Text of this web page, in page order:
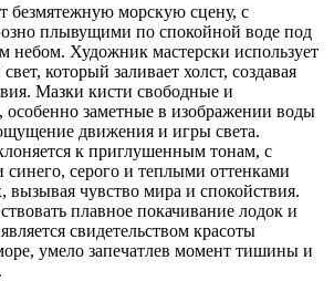
безмятежную морскую сцену, с
плывущими по спокойной воде под
небом. Художник мастерски использует
который заливает холст, создавая
Мазки кисти свободные и
особенно заметные в изображении воды
движения и игры света.
к приглушенным тонам, с
серого и теплыми оттенками
вызывая чувство мира и спокойствия.
плавное покачивание лодок и
свидетельством красоты
умело запечатлев момент тишины и